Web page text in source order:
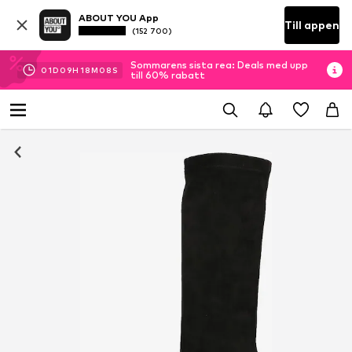
ABOUT YOU App
(152 700) Till appen
01D 09H 18M 07 S
Sommarens sista rea: Deals med upp
till 60% rabatt